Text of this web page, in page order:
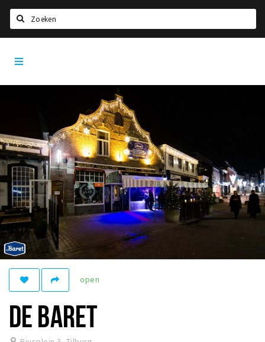
Home
Agenda
Nieuws, interviews & blogs
Eten
Drinken
Slapen
Recreatief
Winkels
Winkelgebieden
Parkeren
Bezienswaardigheden
Musea, theaters & podia
open
DE BARET